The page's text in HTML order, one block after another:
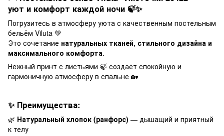
уют и комфорт каждой ночи 🍃✨
Погрузитесь в атмосферу уюта с качественным постельным
бельём Viluta 💚
Это сочетание натуральных тканей, стильного дизайна и
максимального комфорта.
Нежный принт с листьями 🍃 создаёт спокойную и
гармоничную атмосферу в спальне 🏡
✨ Преимущества:
🌿 Натуральный хлопок (ранфорс) — дышащий и приятный
к телу